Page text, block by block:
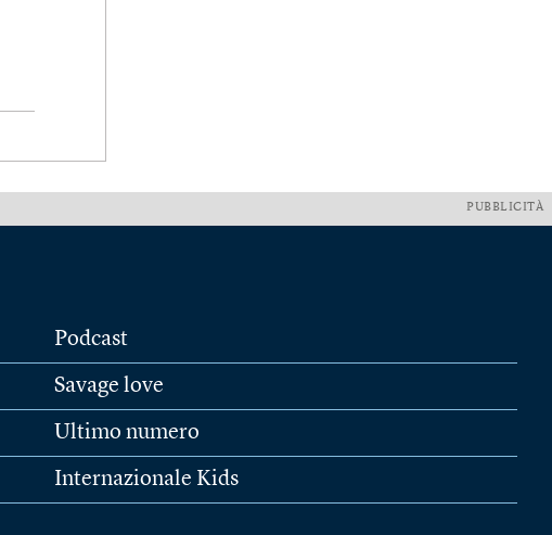
PUBBLICITÀ
Podcast
Savage love
Ultimo numero
Internazionale Kids